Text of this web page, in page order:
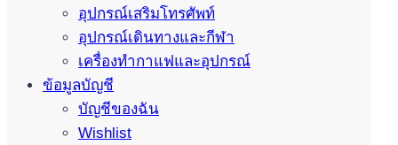
อุปกรณ์เสริมโทรศัพท์
อุปกรณ์เดินทางและกีฬา
เครื่องทำกาแฟและอุปกรณ์
ข้อมูลบัญชี
บัญชีของฉัน
Wishlist